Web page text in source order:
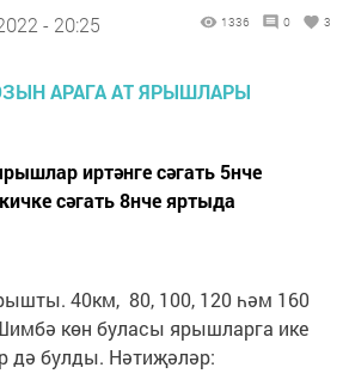
- 20:25 1336 0 3
иртәнге сәгать 5нче
сәгать 8нче яртыда
40км, 80, 100, 120 һәм 160
көн буласы ярышларга ике
дә булды. Нәтиҗәләр: